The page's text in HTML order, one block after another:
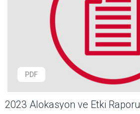
PDF
2023 Alokasyon ve Etki Raporu